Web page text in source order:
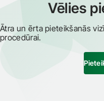
Vēlies
Ātra un ērta pieteikšanās
procedūrai.